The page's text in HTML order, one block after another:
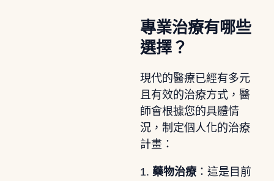
專業治療有哪些
選擇？
現代的醫療已經有多元
且有效的治療方式，醫
師會根據您的具體情
況，制定個人化的治療
計畫：
1. 藥物治療：這是目前